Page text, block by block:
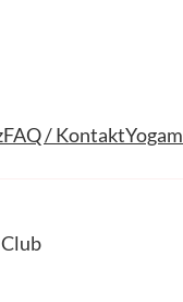
FAQ / Kontakt